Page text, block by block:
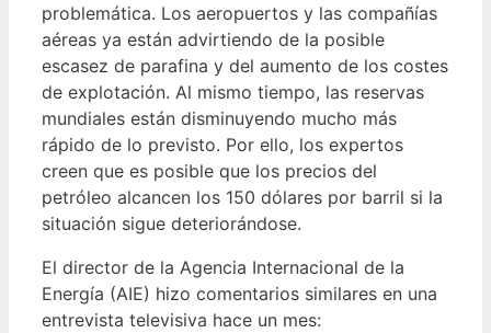
problemática. Los aeropuertos y las compañías
aéreas ya están advirtiendo de la posible
escasez de parafina y del aumento de los costes
de explotación. Al mismo tiempo, las reservas
mundiales están disminuyendo mucho más
rápido de lo previsto. Por ello, los expertos
creen que es posible que los precios del
petróleo alcancen los 150 dólares por barril si la
situación sigue deteriorándose.
El director de la Agencia Internacional de la
Energía (AIE) hizo comentarios similares en una
entrevista televisiva hace un mes: